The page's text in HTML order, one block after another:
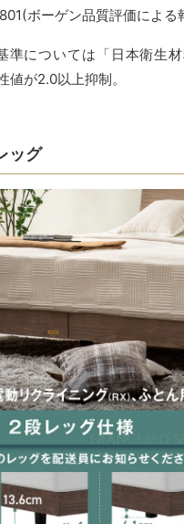
ボーゲン品質評価による
準については「日本衛生
値が2.0以上抑制。
ッグ